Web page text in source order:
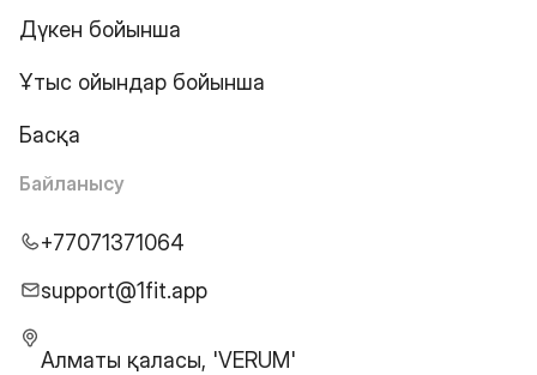
Дүкен бойынша
Ұтыс ойындар бойынша
Басқа
Байланысу
+77071371064
support@1fit.app
Алматы қаласы, 'VERUM'